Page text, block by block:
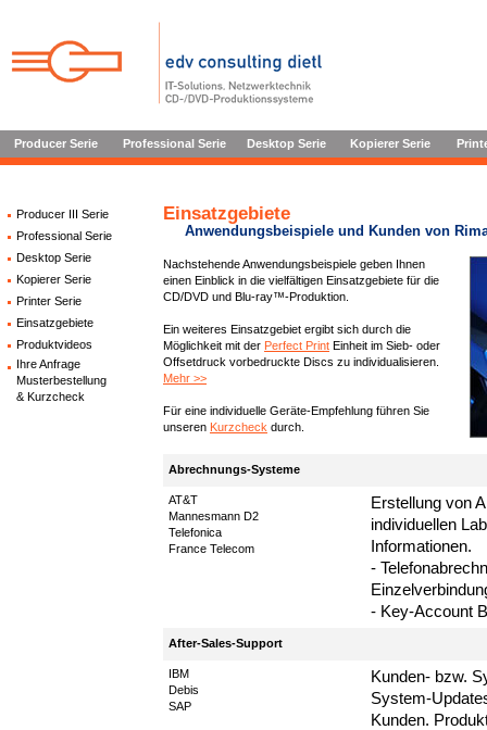
Producer Serie Professional Serie Desktop Serie Kopierer Serie
Producer III Serie
Professional Serie
Desktop Serie
Kopierer Serie
Printer Serie
Einsatzgebiete
Produktvideos
Ihre Anfrage
Musterbestellung
& Kurzcheck
Einsatzgebiete
Anwendungsbeispiele und Kunden von
Nachstehende Anwendungsbeispiele geben Ihnen
einen Einblick in die vielfältigen Einsatzgebiete für die
CD/DVD und Blu-ray™-Produktion.
Ein weiteres Einsatzgebiet ergibt sich durch die
Möglichkeit mit der Perfect Print Einheit im Sieb- oder
Offsetdruck vorbedruckte Discs zu individualisieren.
Mehr >>
Für eine individuelle Geräte-Empfehlung führen Sie
unseren Kurzcheck durch.
Abrechnungs-Systeme
AT&T
Mannesmann D2
Telefonica
France Telecom
Erstellung von
individuellen
Informationen.
-
- Key-Account
After-Sales-Support
IBM
Debis
SAP
Kunden- bzw.
System-
Kunden.